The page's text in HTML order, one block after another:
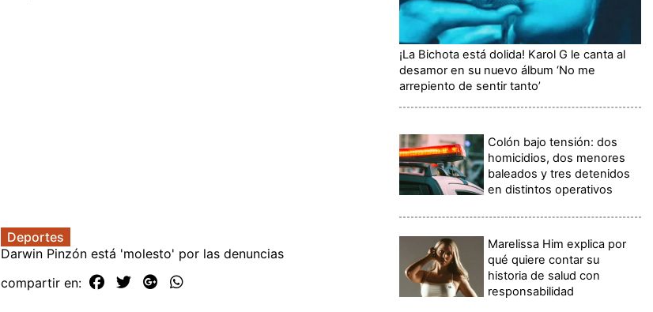
Deportes
Darwin Pinzón está 'molesto' por las denuncias
compartir en:
¡La Bichota está dolida! Karol G le canta al
desamor en su nuevo álbum ‘No me
arrepiento de sentir tanto’
Colón bajo tensión: dos
homicidios, dos menores
baleados y tres detenidos
en distintos operativos
Marelissa Him explica por
qué quiere contar su
historia de salud con
responsabilidad